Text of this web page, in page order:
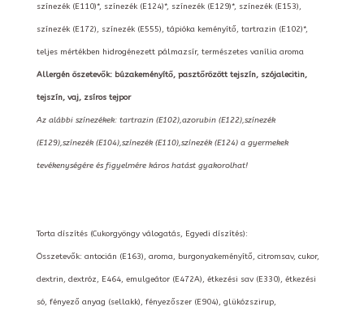
színezék (E110)*, színezék (E124)*, színezék (E129)*, színezék (E153),
színezék (E172), színezék (E555), tápióka keményítő, tartrazin (E102)*,
teljes mértékben hidrogénezett pálmazsír, természetes vanília aroma
Allergén öszetevők: búzakeményítő, pasztőrözött tejszín, szójalecitin,
tejszín, vaj, zsíros tejpor
Az alábbi színezékek: tartrazin (E102),azorubin (E122),színezék
(E129),színezék (E104),színezék (E110),színezék (E124) a gyermekek
tevékenységére és figyelmére káros hatást gyakorolhat!
Torta díszítés (Cukorgyöngy válogatás, Egyedi díszítés):
Összetevők: antocián (E163), aroma, burgonyakeményítő, citromsav, cukor,
dextrin, dextróz, E464, emulgeátor (E472A), étkezési sav (E330), étkezési
só, fényező anyag (sellakk), fényezőszer (E904), glükózszirup,